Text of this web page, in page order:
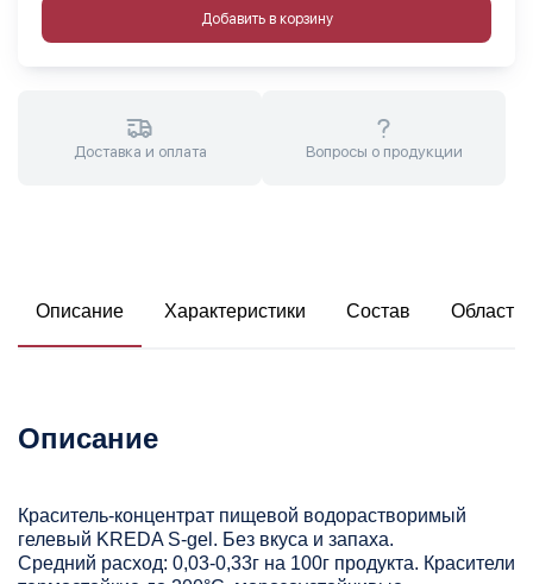
Добавить в корзину
Доставка и оплата Вопросы о продукции
Описание Характеристики Состав Область
Описание
Краситель-концентрат пищевой водорастворимый
гелевый KREDA S-gel. Без вкуса и запаха.
Средний расход: 0,03-0,33г на 100г продукта. Красители